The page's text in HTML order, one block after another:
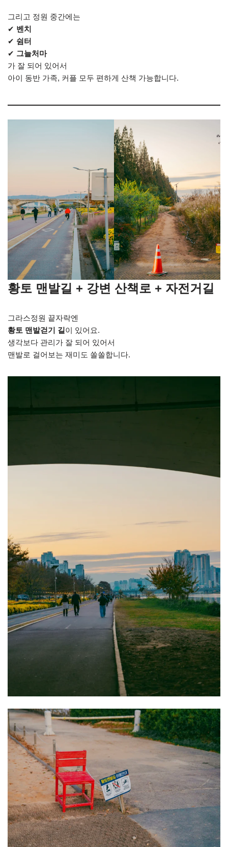
그리고 정원 중간에는
✔ 벤치
✔ 쉼터
✔ 그늘처마
가 잘 되어 있어서
아이 동반 가족, 커플 모두 편하게 산책 가능합니다.
황토 맨발길 + 강변 산책로 + 자전거길
그라스정원 끝자락엔
황토 맨발걷기 길이 있어요.
생각보다 관리가 잘 되어 있어서
맨발로 걸어보는 재미도 쏠쏠합니다.